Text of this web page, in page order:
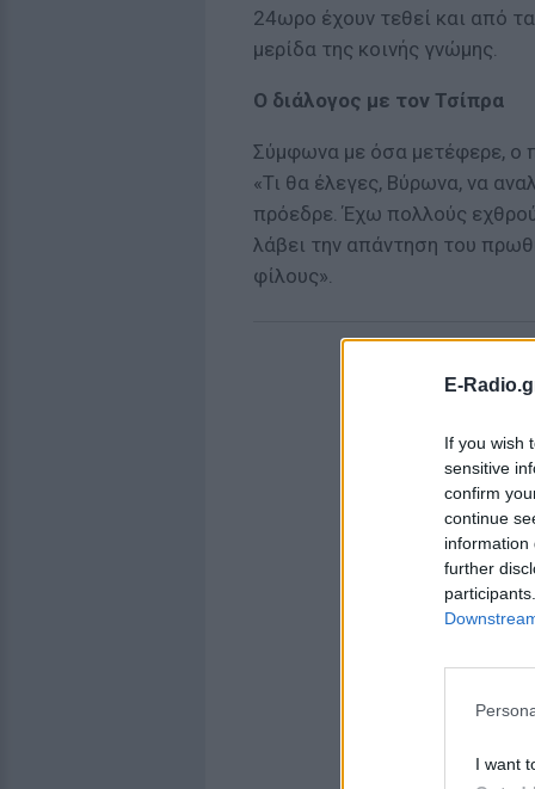
E-
If you wish
sensitive
confirm
continue
information
further
I want
24ωρο έχουν τεθεί και από
μερίδα της κοινής γνώμης.
Ο διάλογος με τον Τσίπρα
Σύμφωνα με όσα μετέφερε, ο
«Τι θα έλεγες, Βύρωνα, να
πρόεδρε. Έχω πολλούς
λάβει την απάντηση του
φίλους».